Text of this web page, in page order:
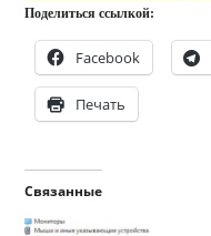
Поделиться ссылкой:
Facebook
Печать
Связанные